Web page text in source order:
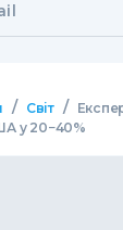
/ Світ /
у 20−40%